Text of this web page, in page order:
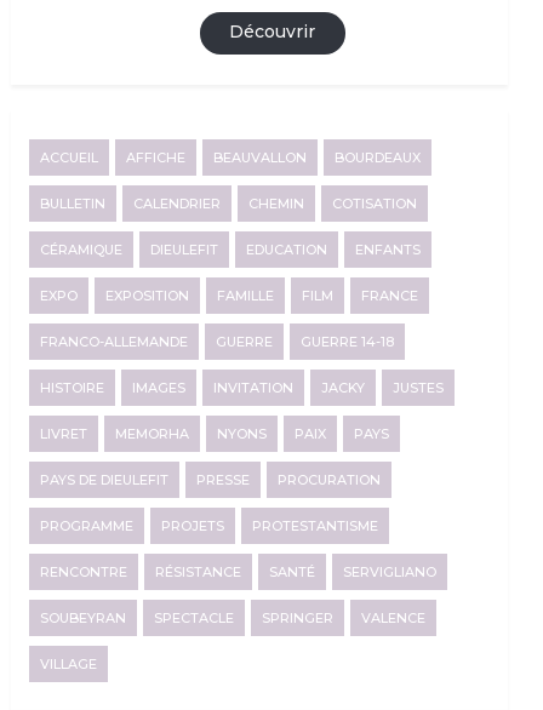
Découvrir
ACCUEIL AFFICHE BEAUVALLON BOURDEAUX
BULLETIN CALENDRIER CHEMIN COTISATION
CÉRAMIQUE DIEULEFIT EDUCATION ENFANTS
EXPO EXPOSITION FAMILLE FILM FRANCE
FRANCO-ALLEMANDE GUERRE GUERRE 14-18
HISTOIRE IMAGES INVITATION JACKY JUSTES
LIVRET MEMORHA NYONS PAIX PAYS
PAYS DE DIEULEFIT PRESSE PROCURATION
PROGRAMME PROJETS PROTESTANTISME
RENCONTRE RÉSISTANCE SANTÉ SERVIGLIANO
SOUBEYRAN SPECTACLE SPRINGER VALENCE
VILLAGE